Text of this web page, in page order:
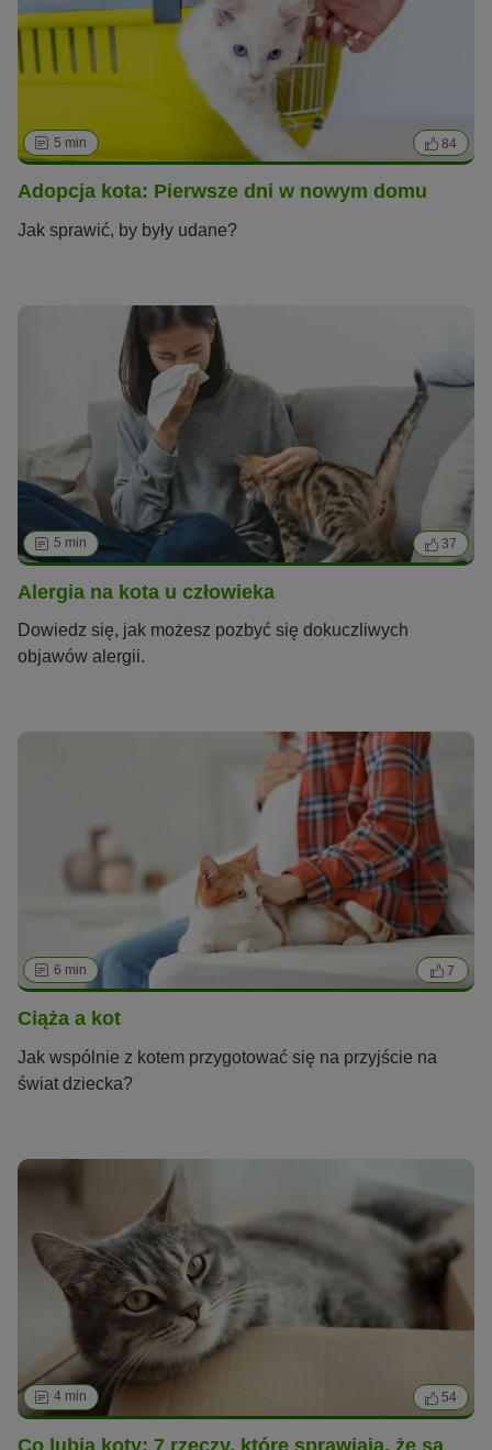
5 min 84
Adopcja kota: Pierwsze dni w nowym domu
Jak sprawić, by były udane?
5 min 37
Alergia na kota u człowieka
Dowiedz się, jak możesz pozbyć się dokuczliwych
objawów alergii.
6 min 7
Ciąża a kot
Jak wspólnie z kotem przygotować się na przyjście na
świat dziecka?
4 min 54
Co lubią koty: 7 rzeczy, które sprawiają, że są